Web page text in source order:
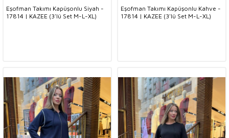
Eşofman Takımı Kapüşonlu Siyah -
17814 | KAZEE (3'lü Set M-L-XL)
Eşofman Takımı Kapüşonlu Kahve -
17814 | KAZEE (3'lü Set M-L-XL)